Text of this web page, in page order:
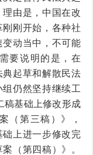
由是，中国在改
刚开始，各种社
动当中，不可能
要说明的是，在
典起草和解散民法
仍然坚持继续工
稿基础上修改形成
（第三稿）》，
础上进一步修改完
（第四稿）》。